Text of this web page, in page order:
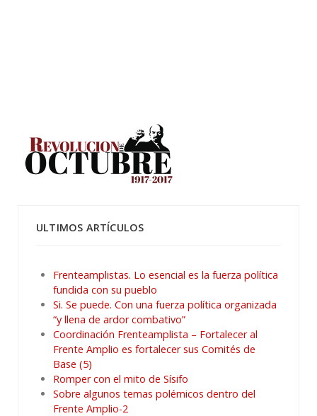
ULTIMOS ARTÍCULOS
Frenteamplistas. Lo esencial es la fuerza política
fundida con su pueblo
Si. Se puede. Con una fuerza política organizada
“y llena de ardor combativo”
Coordinación Frenteamplista – Fortalecer al
Frente Amplio es fortalecer sus Comités de
Base (5)
Romper con el mito de Sísifo
Sobre algunos temas polémicos dentro del
Frente Amplio-2